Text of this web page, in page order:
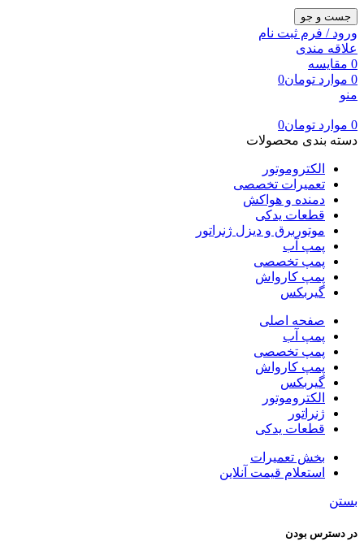
جست و جو
ورود / فرم ثبت نام
علاقه مندی
0 مقایسه
0 موارد تومان0
منو
0 موارد تومان0
دسته بندی محصولات
الکتروموتور
تعمیرات تخصصی
دمنده و هواکش
قطعات یدکی
موتوربرق و دیزل ژنراتور
پمپ آب
پمپ تخصصی
پمپ کارواش
گیربکس
صفحه اصلی
پمپ آب
پمپ تخصصی
پمپ کارواش
گیربکس
الکتروموتور
ژنراتور
قطعات یدکی
بخش تعمیرات
استعلام قیمت آنلاین
بستن
در دسترس بودن